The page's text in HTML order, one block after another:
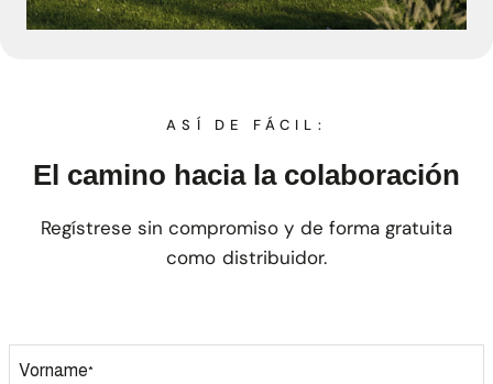
ASÍ DE FÁCIL:
El camino hacia la colaboración
Regístrese sin compromiso y de forma gratuita
como distribuidor.
Vorname*